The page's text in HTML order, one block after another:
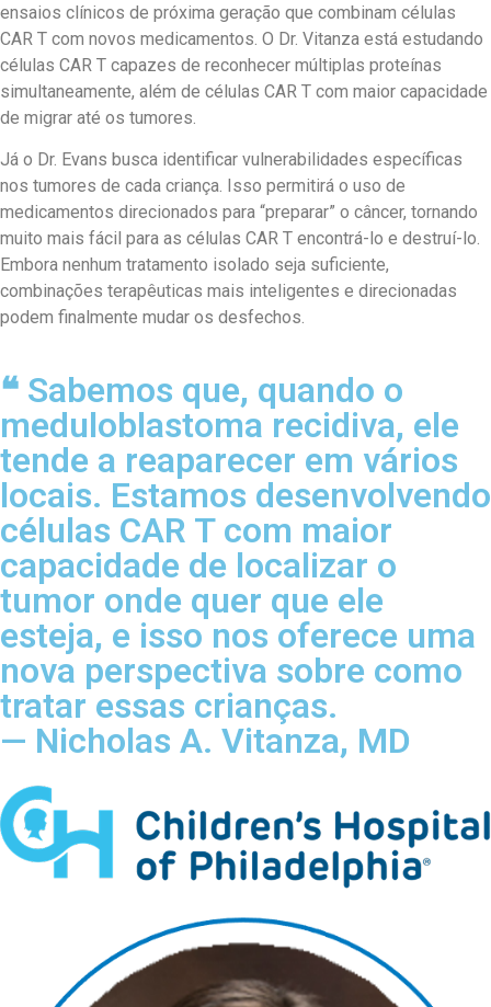
ensaios clínicos de próxima geração que combinam células
CAR T com novos medicamentos. O Dr. Vitanza está estudando
células CAR T capazes de reconhecer múltiplas proteínas
simultaneamente, além de células CAR T com maior capacidade
de migrar até os tumores.
Já o Dr. Evans busca identificar vulnerabilidades específicas
nos tumores de cada criança. Isso permitirá o uso de
medicamentos direcionados para “preparar” o câncer, tornando
muito mais fácil para as células CAR T encontrá-lo e destruí-lo.
Embora nenhum tratamento isolado seja suficiente,
combinações terapêuticas mais inteligentes e direcionadas
podem finalmente mudar os desfechos.
❝ Sabemos que, quando o
meduloblastoma recidiva, ele
tende a reaparecer em vários
locais. Estamos desenvolvendo
células CAR T com maior
capacidade de localizar o
tumor onde quer que ele
esteja, e isso nos oferece uma
nova perspectiva sobre como
tratar essas crianças.
— Nicholas A. Vitanza, MD